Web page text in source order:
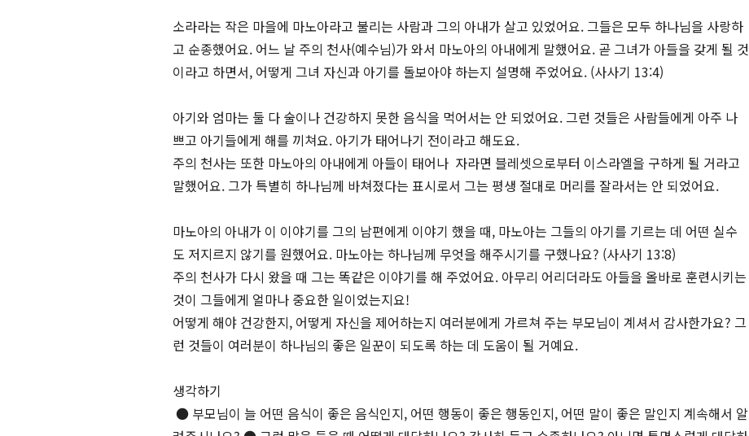
소라라는 작은 마을에 마노아라고 불리는 사람과 그의 아내가 살고 있었어요. 그들은 모두 하나님을 사랑하
고 순종했어요. 어느 날 주의 천사(예수님)가 와서 마노아의 아내에게 말했어요. 곧 그녀가 아들을 갖게 될 것
이라고 하면서, 어떻게 그녀 자신과 아기를 돌보아야 하는지 설명해 주었어요. (사사기 13:4)
아기와 엄마는 둘 다 술이나 건강하지 못한 음식을 먹어서는 안 되었어요. 그런 것들은 사람들에게 아주 나
쁘고 아기들에게 해를 끼쳐요. 아기가 태어나기 전이라고 해도요.
주의 천사는 또한 마노아의 아내에게 아들이 태어나 자라면 블레셋으로부터 이스라엘을 구하게 될 거라고
말했어요. 그가 특별히 하나님께 바쳐졌다는 표시로서 그는 평생 절대로 머리를 잘라서는 안 되었어요.
마노아의 아내가 이 이야기를 그의 남편에게 이야기 했을 때, 마노아는 그들의 아기를 기르는 데 어떤 실수
도 저지르지 않기를 원했어요. 마노아는 하나님께 무엇을 해주시기를 구했나요? (사사기 13:8)
주의 천사가 다시 왔을 때 그는 똑같은 이야기를 해 주었어요. 아무리 어리더라도 아들을 올바로 훈련시키는
것이 그들에게 얼마나 중요한 일이었는지요!
어떻게 해야 건강한지, 어떻게 자신을 제어하는지 여러분에게 가르쳐 주는 부모님이 계셔서 감사한가요? 그
런 것들이 여러분이 하나님의 좋은 일꾼이 되도록 하는 데 도움이 될 거예요.
생각하기
● 부모님이 늘 어떤 음식이 좋은 음식인지, 어떤 행동이 좋은 행동인지, 어떤 말이 좋은 말인지 계속해서 알